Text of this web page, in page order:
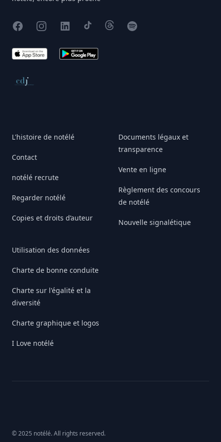
FacebookInstagram
X TikTokThreadsSpotify
App Store Google Play
Conseil de déontologie journalistique
L'histoire de notélé
Contact
notélé recrute
Regarder notélé
Copies et droits d’auteur
Utilisation des données
Charte de bonne conduite
Charte sur l'égalité et la
diversité
Charte graphique et logos
I Love notélé
Documents légaux et
transparence
Vente en ligne
Règlement des concours
de notélé
Nouvelle signalétique
© 2025 notélé. All rights reserved.